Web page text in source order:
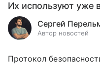
Их используют уже
Сергей
Автор новостей
Протокол